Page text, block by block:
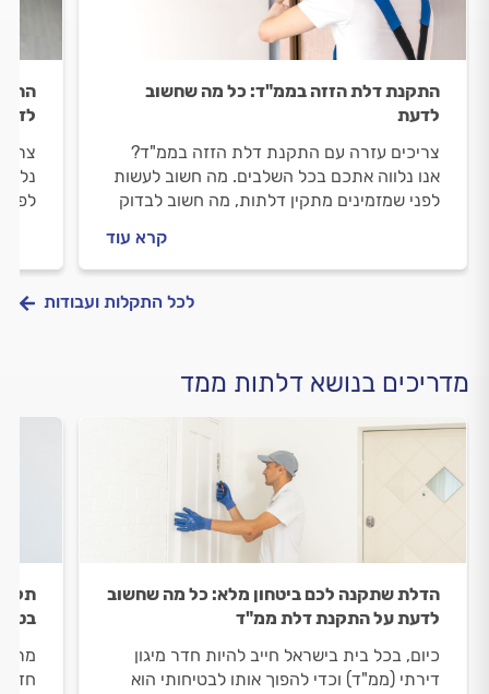
התקנת דלת הזזה בממ"ד: כל מה שחשוב
לדעת
צריכים עזרה עם התקנת דלת הזזה בממ"ד?
אנו נלווה אתכם בכל השלבים. מה חשוב לעשות
לפני שמזמינים מתקין דלתות, מה חשוב לבדוק
קרא עוד
לכל התקלות ועבודות
מדריכים בנושא דלתות ממד
הדלת שתקנה לכם ביטחון מלא: כל מה שחשוב
לדעת על התקנת דלת ממ"ד
כיום, בכל בית בישראל חייב להיות חדר מיגון
דירתי (ממ"ד) וכדי להפוך אותו לבטיחותי הוא
חדר